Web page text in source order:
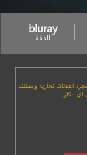
bluray
الدقة
اعلانات تجارية ويمكنك
اي مكان